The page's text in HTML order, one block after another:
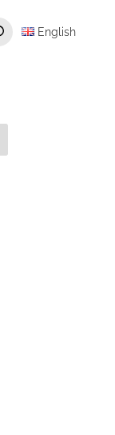
English